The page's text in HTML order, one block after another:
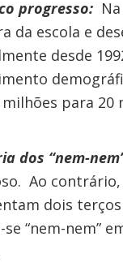
progresso:
da escola e
desde
para 20
dos “nem-
Ao
dois terços
“nem-nem”